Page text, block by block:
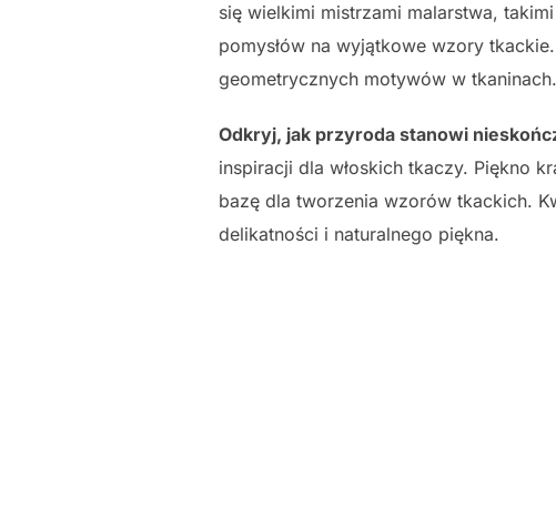
się wielkimi mistrzami malarstwa,
pomysłów na wyjątkowe wzory
geometrycznych motywów w tkaninach.
Odkryj, jak przyroda stanowi
inspiracji dla włoskich tkaczy. Piękno
bazę dla tworzenia wzorów tkackich.
delikatności i naturalnego piękna.